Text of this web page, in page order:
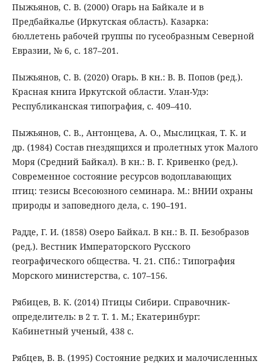
Пыжьянов, С. В. (2000) Огарь на Байкале и в
Предбайкалье (Иркутская область). Казарка:
бюллетень рабочей группы по гусеобразным Северной
Евразии, № 6, с. 187–201.
Пыжьянов, С. В. (2020) Огарь. В кн.: В. В. Попов (ред.).
Красная книга Иркутской области. Улан-Удэ:
Республиканская типография, с. 409–410.
Пыжьянов, С. В., Антонцева, А. О., Мыслицкая, Т. К. и
др. (1984) Состав гнездящихся и пролетных уток Малого
Моря (Средний Байкал). В кн.: В. Г. Кривенко (ред.).
Современное состояние ресурсов водоплавающих
птиц: тезисы Всесоюзного семинара. М.: ВНИИ охраны
природы и заповедного дела, с. 190–191.
Радде, Г. И. (1858) Озеро Байкал. В кн.: В. П. Безобразов
(ред.). Вестник Императорского Русского
географического общества. Ч. 21. СПб.: Типография
Морского министерства, с. 107–156.
Рябицев, В. К. (2014) Птицы Сибири. Справочник-
определитель: в 2 т. Т. 1. М.; Екатеринбург:
Кабинетный ученый, 438 с.
Рябцев, В. В. (1995) Состояние редких и малочисленных